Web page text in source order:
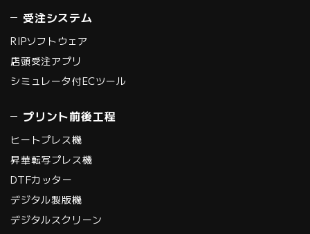
受注システム
RIPソフトウェア
店頭受注アプリ
シミュレータ付ECツール
プリント前後工程
ヒートプレス機
昇華転写プレス機
DTFカッター
デジタル製版機
デジタルスクリーン